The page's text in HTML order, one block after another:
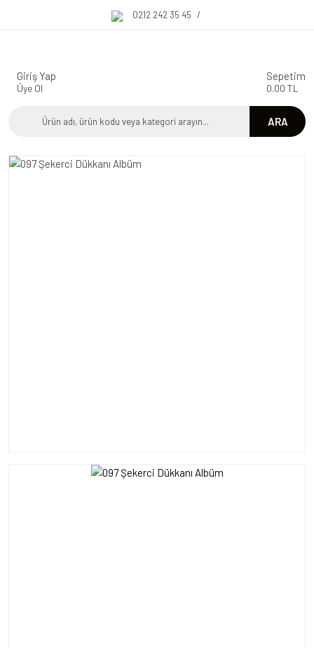
0212 242 35 45 /
ARA
Giriş Yap
Üye Ol
Sepetim
0.00 TL